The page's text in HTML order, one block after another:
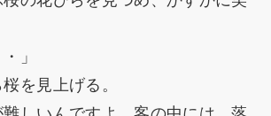
」
を見上げる。